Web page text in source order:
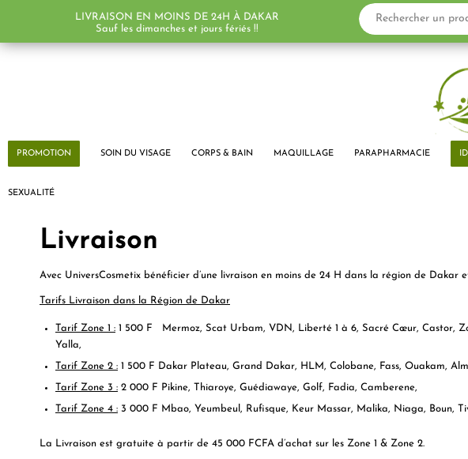
PROMOTION SOIN DU VISAGE CORPS & BAIN MAQUILLAGE PARAPHARMACIE
SEXUALITÉ
Livraison
Avec UniversCosmetix bénéficier d’une livraison en moins de 24 H dans la région de Dakar
Tarifs Livraison dans la Région de Dakar
Tarif Zone 1 : 1 500 F Mermoz, Scat Urbam, VDN, Liberté 1 à 6, Sacré Cœur, Castor,
Yalla,
Tarif Zone 2 : 1 500 F Dakar Plateau, Grand Dakar, HLM, Colobane, Fass, Ouakam,
Tarif Zone 3 : 2 000 F Pikine, Thiaroye, Guédiawaye, Golf, Fadia, Camberene,
Tarif Zone 4 : 3 000 F Mbao, Yeumbeul, Rufisque, Keur Massar, Malika, Niaga, Boun,
La Livraison est gratuite à partir de 45 000 FCFA d’achat sur les Zone 1 & Zone 2.
LIVRAISON EN MOINS DE 24H À DAKAR
Sauf les dimanches et jours fériés !!